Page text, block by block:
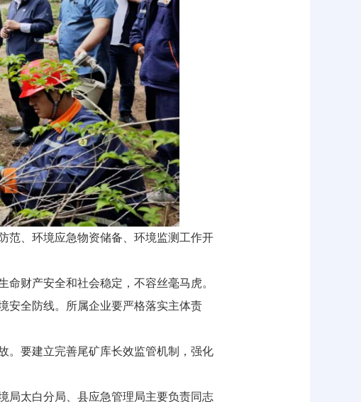
范、环境应急物资储备、环境监测工作开
财产安全和社会稳定，不容丝毫马虎。
安全防线。所属企业要严格落实主体责
。要建立完善尾矿库长效监管机制，强化
局太白分局、县应急管理局主要负责同志